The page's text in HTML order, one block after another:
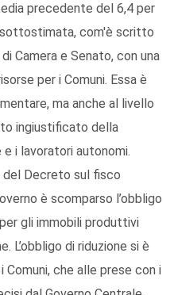
precedente del 6,4 per
com'è scritto
Camera e Senato, con una
per i Comuni. Essa è
ma anche al livello
ingiustificato della
i lavoratori autonomi.
del Decreto sul fisco
è scomparso l’obbligo
gli immobili produttivi
L’obbligo di riduzione si è
che alle prese con i